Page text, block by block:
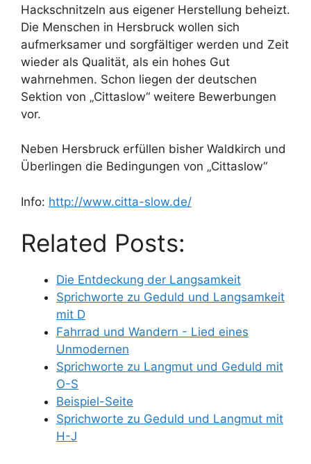
Hackschnitzeln aus eigener Herstellung beheizt.
Die Menschen in Hersbruck wollen sich
aufmerksamer und sorgfältiger werden und Zeit
wieder als Qualität, als ein hohes Gut
wahrnehmen. Schon liegen der deutschen
Sektion von „Cittaslow“ weitere Bewerbungen
vor.
Neben Hersbruck erfüllen bisher Waldkirch und
Überlingen die Bedingungen von „Cittaslow“
Info: http://www.citta-slow.de/
Related Posts:
Die Entdeckung der Langsamkeit
Sprichworte zu Geduld und Langsamkeit
mit D
Fahrrad und Wandern - Lied eines
Unmodernen
Sprichworte zu Langmut und Geduld mit
O-S
Beispiel-Seite
Sprichworte zu Geduld und Langmut mit
H-J